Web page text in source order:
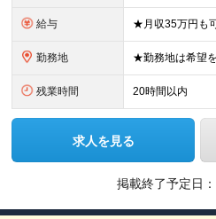
給与
勤務地
残業時間 20時間以内
求人を見る
掲載終了予定日：